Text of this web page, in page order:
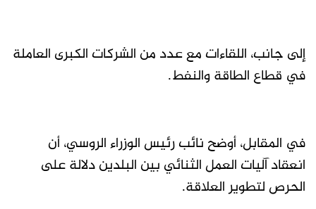
إلى جانب، اللقاءات مع عدد من الشركات الكبرى العاملة
في قطاع الطاقة والنفط.
في المقابل، أوضح نائب رئيس الوزراء الروسي، أن
انعقاد آليات العمل الثنائي بين البلدين دلالة على
الحرص لتطوير العلاقة.